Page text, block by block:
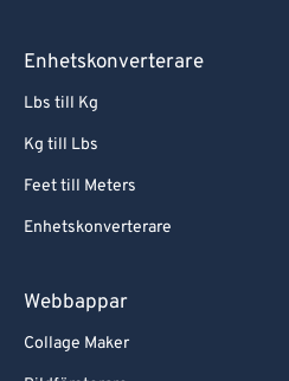
Enhetskonverterare
Lbs till Kg
Kg till Lbs
Feet till Meters
Enhetskonverterare
Webbappar
Collage Maker